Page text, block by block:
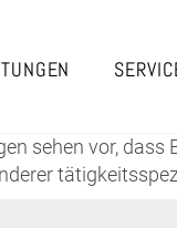
sehen vor,